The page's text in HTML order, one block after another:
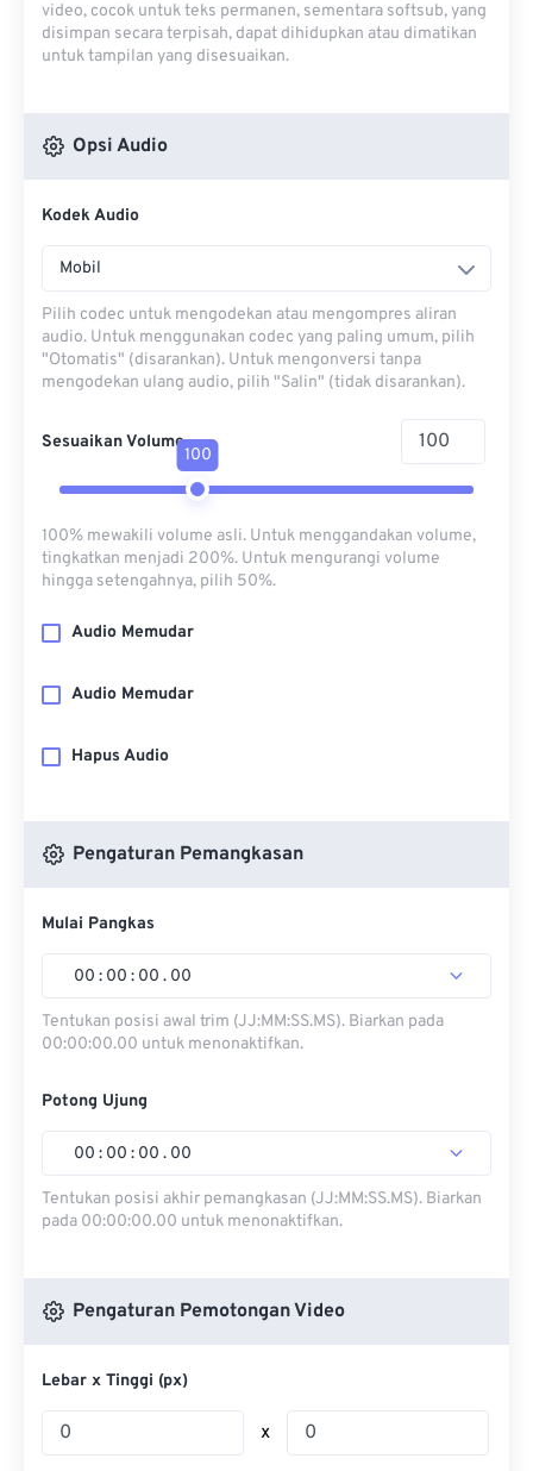
video, cocok untuk teks permanen, sementara softsub, yang
disimpan secara terpisah, dapat dihidupkan atau dimatikan
untuk tampilan yang disesuaikan.
Opsi Audio
Kodek Audio
Mobil
Pilih codec untuk mengodekan atau mengompres aliran
audio. Untuk menggunakan codec yang paling umum, pilih
"Otomatis" (disarankan). Untuk mengonversi tanpa
mengodekan ulang audio, pilih "Salin" (tidak disarankan).
Sesuaikan Volume
100
100% mewakili volume asli. Untuk menggandakan volume,
tingkatkan menjadi 200%. Untuk mengurangi volume
hingga setengahnya, pilih 50%.
Audio Memudar
Audio Memudar
Hapus Audio
Pengaturan Pemangkasan
Mulai Pangkas
00 : 00 : 00 . 00
Tentukan posisi awal trim (JJ:MM:SS.MS). Biarkan pada
00:00:00.00 untuk menonaktifkan.
Potong Ujung
00 : 00 : 00 . 00
Tentukan posisi akhir pemangkasan (JJ:MM:SS.MS). Biarkan
pada 00:00:00.00 untuk menonaktifkan.
Pengaturan Pemotongan Video
Lebar x Tinggi (px)
x